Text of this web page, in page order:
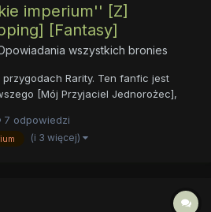
imperium'' [Z]
[Fantasy]
wszystkich bronies
Rarity. Ten fanfic jest
[Mój Przyjaciel Jednorożec],
imperium, poznaje uroczego,
czasie nie umie...
7 odpowiedzi
(i 3 więcej)